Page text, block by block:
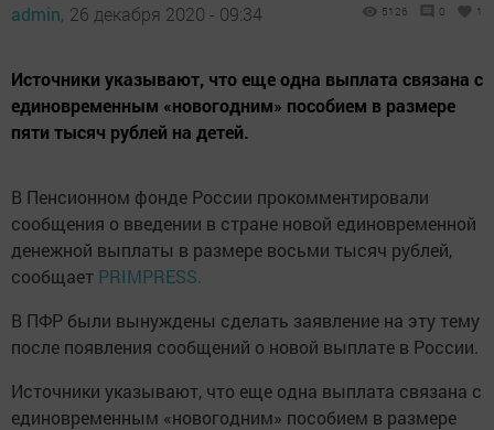
admin, 26 декабря 2020 - 09:34 5126 0 1
Источники указывают, что еще одна выплата связана с
единовременным «новогодним» пособием в размере
пяти тысяч рублей на детей.
В Пенсионном фонде России прокомментировали
сообщения о введении в стране новой единовременной
денежной выплаты в размере восьми тысяч рублей,
сообщает PRIMPRESS.
В ПФР были вынуждены сделать заявление на эту тему
после появления сообщений о новой выплате в России.
Источники указывают, что еще одна выплата связана с
единовременным «новогодним» пособием в размере